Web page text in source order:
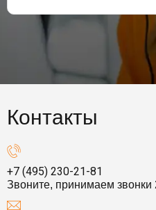
Контакты
+7 (495) 230-21-81
Звоните, принимаем звонки